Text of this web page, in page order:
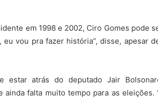
em 1998 e 2002, Ciro Gomes pode
eu vou pra fazer história”, disse, apesar
estar atrás do deputado Jair
ainda falta muito tempo para as